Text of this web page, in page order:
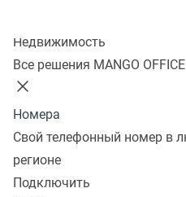
Недвижимость
Все решения MANGO OFFICE
Номера
Свой телефонный номер в
регионе
Подключить
Нас выбирают